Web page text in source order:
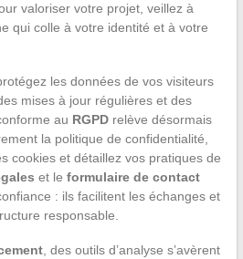
valoriser votre projet, veillez à
qui colle à votre identité et à votre
les données de vos visiteurs
mises à jour régulières et des
au RGPDrelève désormais
la politique de confidentialité,
cookies et détaillez vos pratiques de
et le formulaire de contact
: ils facilitent les échanges et
responsable.
, des outils d’analyse s’avèrent